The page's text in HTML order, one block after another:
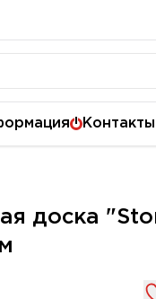
Контакты
доска